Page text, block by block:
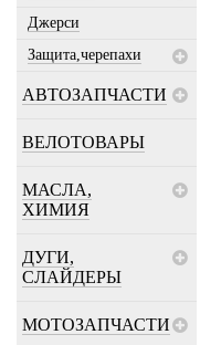
Джерси
Защита,черепахи
АВТОЗАПЧАСТИ
ВЕЛОТОВАРЫ
МАСЛА,
ХИМИЯ
ДУГИ,
СЛАЙДЕРЫ
МОТОЗАПЧАСТИ